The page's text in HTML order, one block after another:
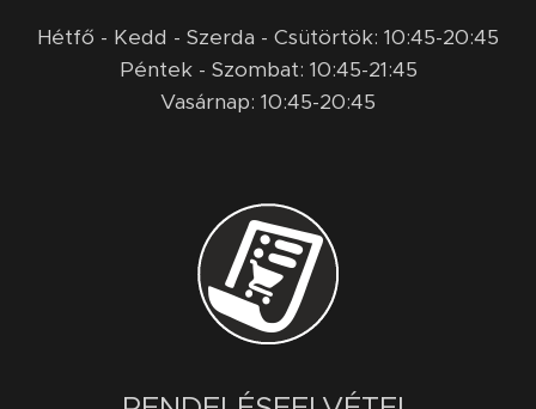
Hétfő - Kedd - Szerda - Csütörtök: 10:45-20:45
Péntek - Szombat: 10:45-21:45
Vasárnap: 10:45-20:45